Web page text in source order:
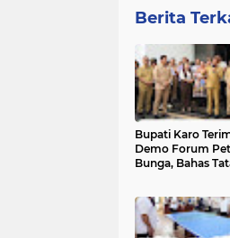
Berita
Bupati Karo
Demo Forum
Bunga, Bahas